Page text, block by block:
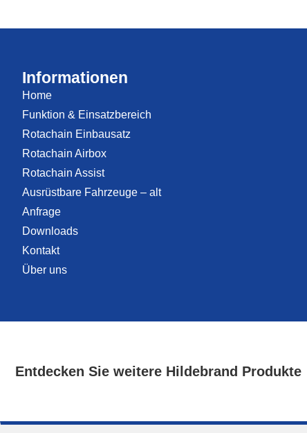
Informationen
Home
Funktion & Einsatzbereich
Rotachain Einbausatz
Rotachain Airbox
Rotachain Assist
Ausrüstbare Fahrzeuge – alt
Anfrage
Downloads
Kontakt
Über uns
Entdecken Sie weitere Hildebrand Produkte